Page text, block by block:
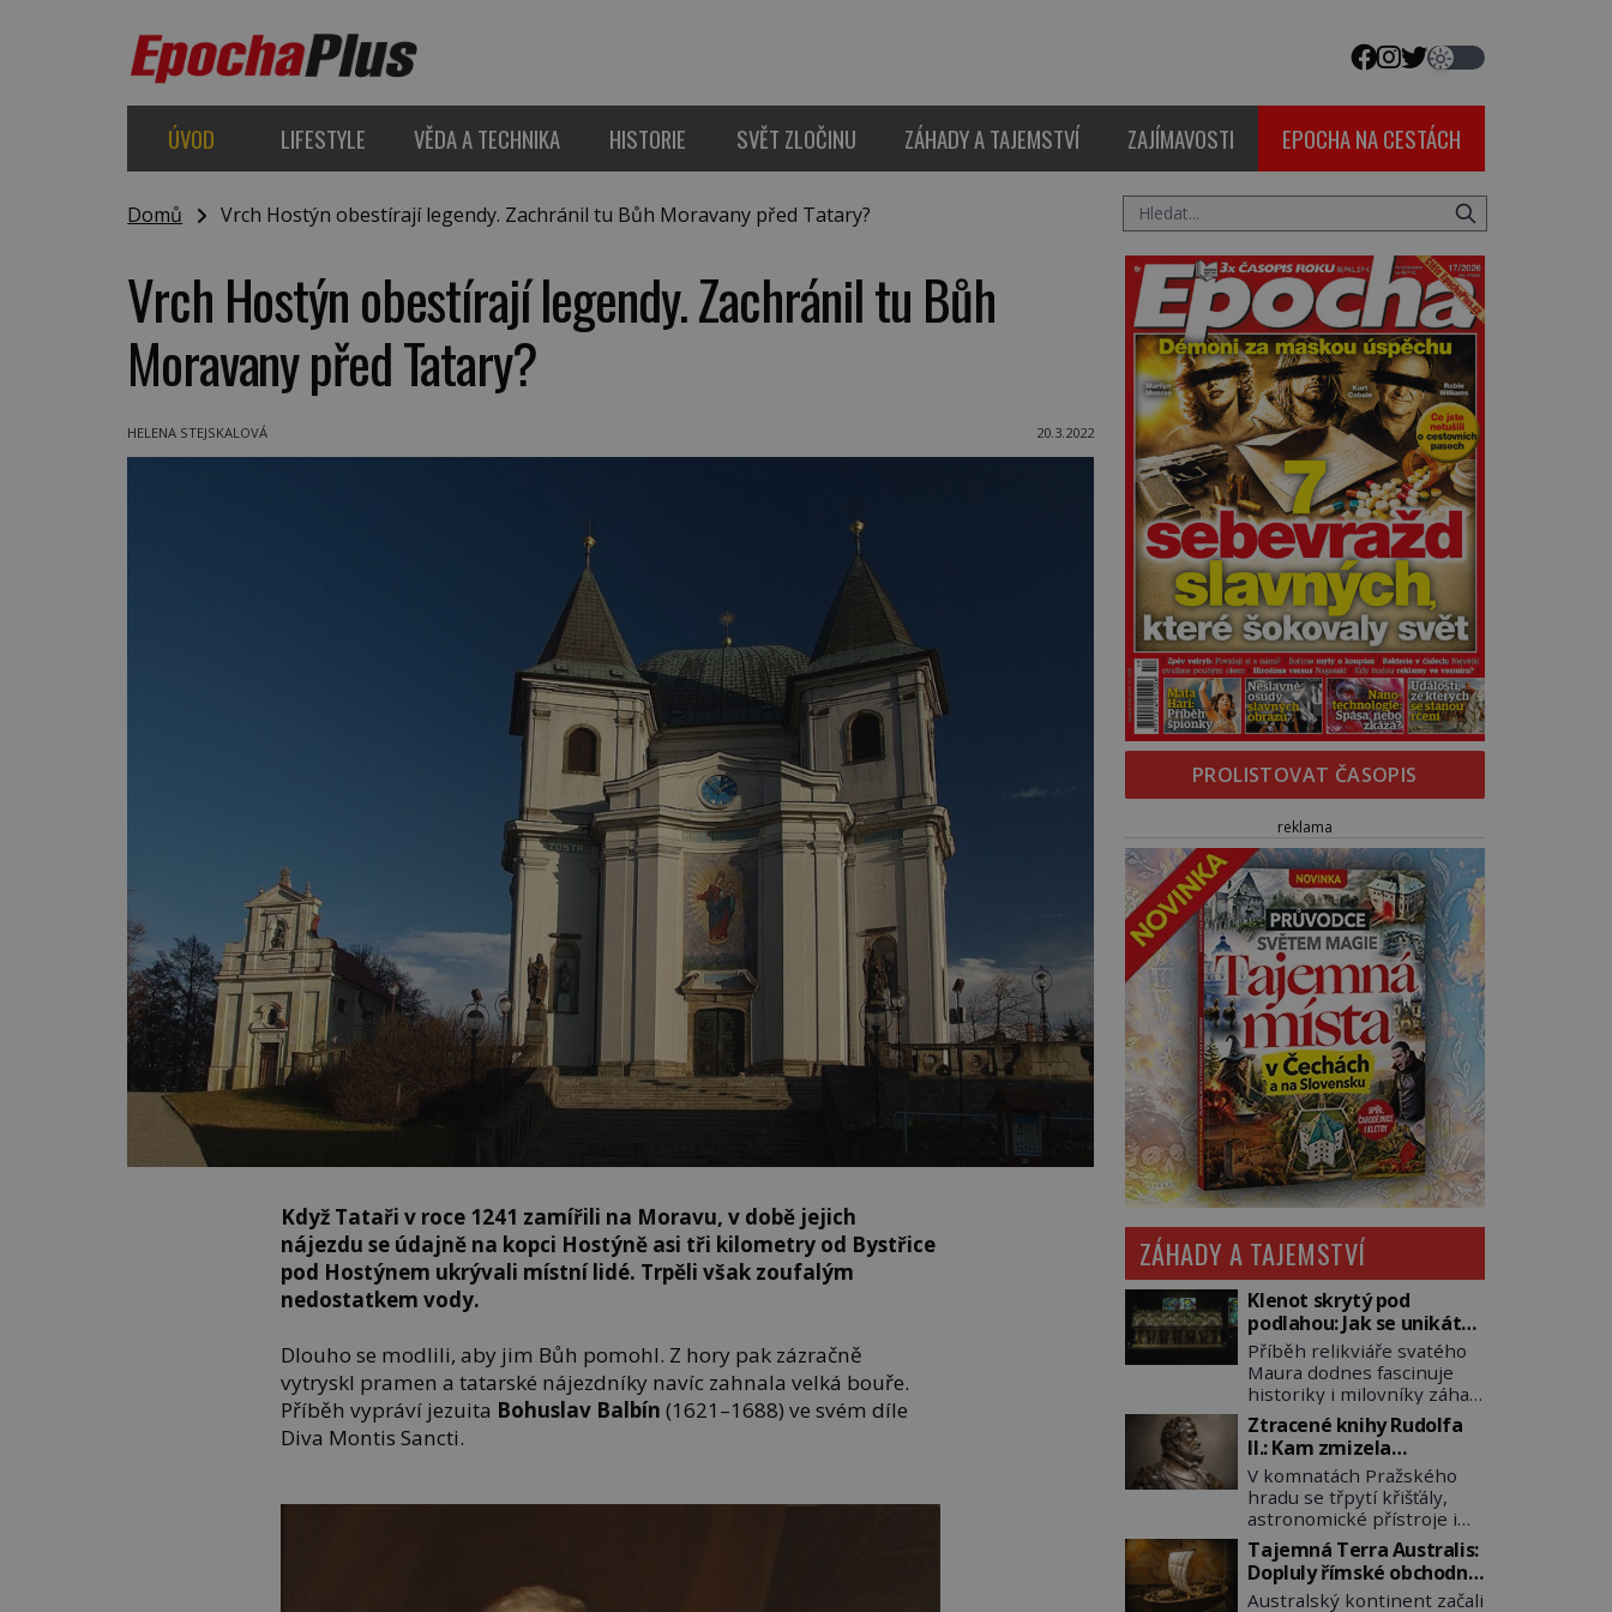
ÚVOD LIFESTYLE VĚDA A TECHNIKA HISTORIE SVĚT ZLOČINU ZÁHADY A TAJEMSTVÍ ZAJÍMAVOSTI EPOCHA NA CESTÁCH
Domů Vrch Hostýn obestírají legendy. Zachránil tu Bůh Moravany před Tatary?
Vrch Hostýn obestírají legendy. Zachránil tu Bůh
Moravany před Tatary?
HELENA STEJSKALOVÁ 20.3.2022
Když Tataři v roce 1241 zamířili na Moravu, v době jejich
nájezdu se údajně na kopci Hostýně asi tři kilometry od Bystřice
pod Hostýnem ukrývali místní lidé. Trpěli však zoufalým
nedostatkem vody.
Dlouho se modlili, aby jim Bůh pomohl. Z hory pak zázračně
vytryskl pramen a tatarské nájezdníky navíc zahnala velká bouře.
Příběh vypráví jezuita Bohuslav Balbín (1621–1688) ve svém díle
Diva Montis Sancti.
PROLISTOVAT ČASOPIS
reklama
ZÁHADY A TAJEMSTVÍ
Klenot skrytý pod
podlahou: Jak se unikátní
románský poklad dostal
do zapadlého Bečova?
Příběh relikviáře svatého
Maura dodnes fascinuje
historiky i milovníky záhad
po celém světě. Tato
románská zlatnická
památka ze 13. století je
po českých korunovačních
klenotech druhým
nejcennějším movitým
majetkem v České
republice. Přestože byl
klenot v roce 1985 po
Ztracené knihy Rudolfa
II.: Kam zmizela
nejzáhadnější knihovna
Evropy?
V komnatách Pražského
hradu se třpytí křišťály,
astronomické přístroje i
podivné alchymistické
rukopisy. Císař Rudolf II.
shromažďuje vše, co
souvisí s tajemstvím
Tajemná Terra Australis:
Dopluly římské obchodní
lodě až do Austrálie?
Australský kontinent začali